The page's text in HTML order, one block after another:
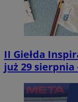
II Giełda
już 29